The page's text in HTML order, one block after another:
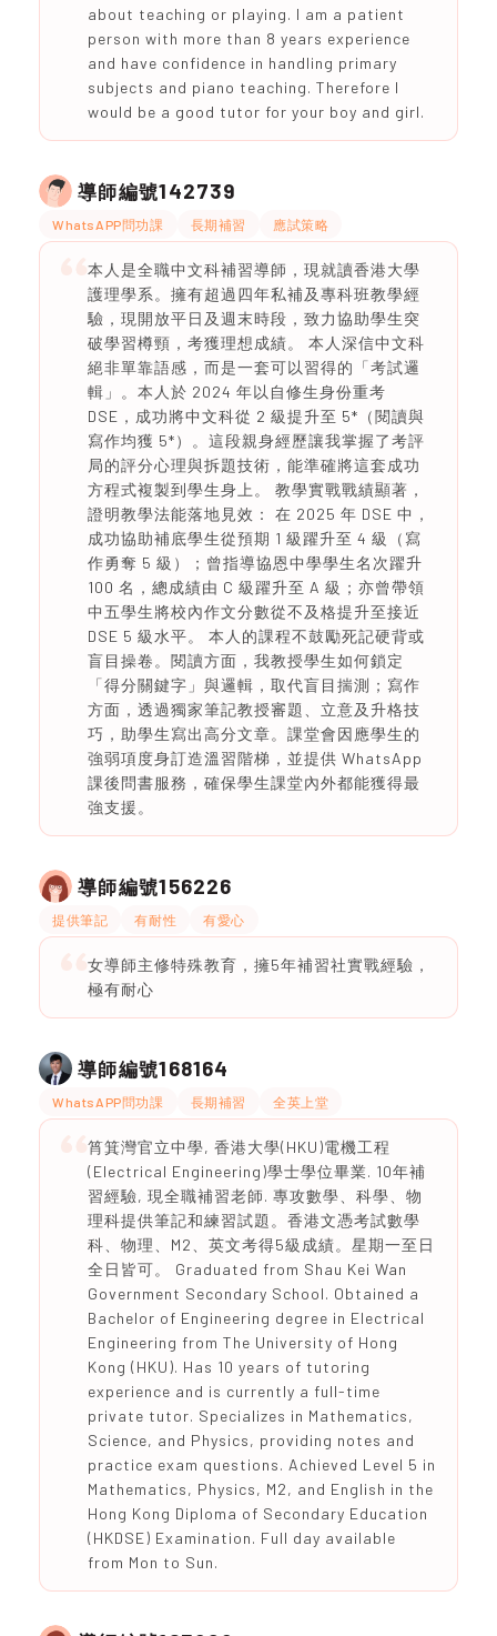
about teaching or playing. I am a patient
person with more than 8 years experience
and have confidence in handling primary
subjects and piano teaching. Therefore I
would be a good tutor for your boy and girl.
導師編號142739
WhatsAPP問功課 長期補習 應試策略
本人是全職中文科補習導師，現就讀香港大學
護理學系。擁有超過四年私補及專科班教學經
驗，現開放平日及週末時段，致力協助學生突
破學習樽頸，考獲理想成績。 本人深信中文科
絕非單靠語感，而是一套可以習得的「考試邏
輯」。本人於 2024 年以自修生身份重考
DSE，成功將中文科從 2 級提升至 5*（閱讀與
寫作均獲 5*）。這段親身經歷讓我掌握了考評
局的評分心理與拆題技術，能準確將這套成功
方程式複製到學生身上。 教學實戰戰績顯著，
證明教學法能落地見效： 在 2025 年 DSE 中，
成功協助補底學生從預期 1 級躍升至 4 級（寫
作勇奪 5 級）；曾指導協恩中學學生名次躍升
100 名，總成績由 C 級躍升至 A 級；亦曾帶領
中五學生將校內作文分數從不及格提升至接近
DSE 5 級水平。 本人的課程不鼓勵死記硬背或
盲目操卷。閱讀方面，我教授學生如何鎖定
「得分關鍵字」與邏輯，取代盲目揣測；寫作
方面，透過獨家筆記教授審題、立意及升格技
巧，助學生寫出高分文章。課堂會因應學生的
強弱項度身訂造溫習階梯，並提供 WhatsApp
課後問書服務，確保學生課堂內外都能獲得最
強支援。
導師編號156226
提供筆記 有耐性 有愛心
女導師主修特殊教育，擁5年補習社實戰經驗，
極有耐心
導師編號168164
WhatsAPP問功課 長期補習 全英上堂
筲箕灣官立中學, 香港大學(HKU)電機工程
(Electrical Engineering)學士學位畢業. 10年補
習經驗, 現全職補習老師. 專攻數學、科學、物
理科提供筆記和練習試題。香港文憑考試數學
科、物理、M2、英文考得5級成績。星期一至日
全日皆可。 Graduated from Shau Kei Wan
Government Secondary School. Obtained a
Bachelor of Engineering degree in Electrical
Engineering from The University of Hong
Kong (HKU). Has 10 years of tutoring
experience and is currently a full-time
private tutor. Specializes in Mathematics,
Science, and Physics, providing notes and
practice exam questions. Achieved Level 5 in
Mathematics, Physics, M2, and English in the
Hong Kong Diploma of Secondary Education
(HKDSE) Examination. Full day available
from Mon to Sun.